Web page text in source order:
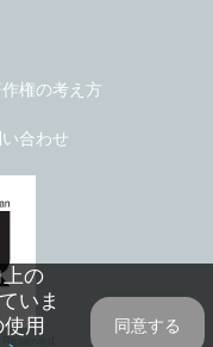
作権の考え方
い合わせ
の
いま
用
同意する